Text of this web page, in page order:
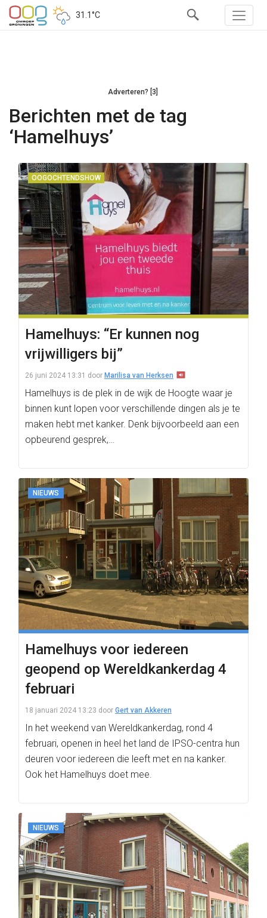
31.1°C
Adverteren? [3]
Berichten met de tag
‘Hamelhuys’
OOGOCHTENDSHOW
Hamelhuys: “Er kunnen nog
vrijwilligers bij”
26 juni 2024 13:31 door Marilisa van Herksen
Hamelhuys is de plek in de wijk de Hoogte waar je
binnen kunt lopen voor verschillende dingen als je te
maken hebt met kanker. Denk bijvoorbeeld aan een
opbeurend gesprek,…
NIEUWS
Hamelhuys voor iedereen
geopend op Wereldkankerdag 4
februari
18 januari 2024 13:23 door Gert van Akkeren
In het weekend van Wereldkankerdag, rond 4
februari, openen in heel het land de IPSO-centra hun
deuren voor iedereen die leeft met en na kanker.
Ook het Hamelhuys doet mee.
NIEUWS